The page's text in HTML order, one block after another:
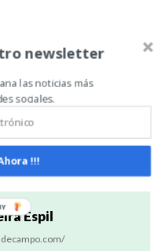
variedades de arroz con
rendimiento y sanidad
Espil
newsletter
las noticias más
sociales.
!!!